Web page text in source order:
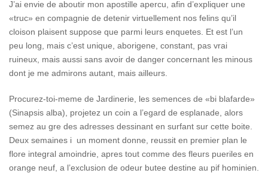
J’ai envie de aboutir mon apostille apercu, afin d’expliquer une
«truc» en compagnie de detenir virtuellement nos felins qu’il
cloison plaisent suppose que parmi leurs enquetes. Et est l’un
peu long, mais c’est unique, aborigene, constant, pas vrai
ruineux, mais aussi sans avoir de danger concernant les minous
dont je me admirons autant, mais ailleurs.
Procurez-toi-meme de Jardinerie, les semences de «bi blafarde»
(Sinapsis alba), projetez un coin a l’egard de esplanade, alors
semez au gre des adresses dessinant en surfant sur cette boite.
Deux semaines i un moment donne, reussit en premier plan le
flore integral amoindrie, apres tout comme des fleurs pueriles en
orange neuf, a l’exclusion de odeur butee destine au pif hominien.